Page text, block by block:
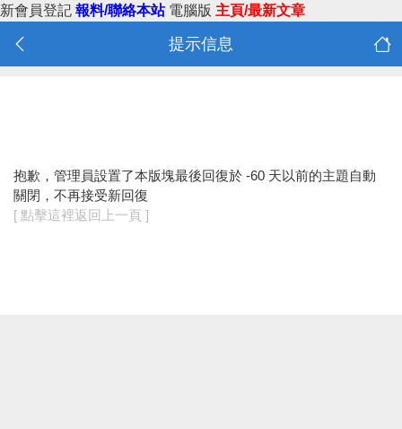
新會員登記 報料/聯絡本站 電腦版 主頁/最新文章
提示信息
抱歉，管理員設置了本版塊最後回復於 -60 天以前的主題自動
關閉，不再接受新回復
[ 點擊這裡返回上一頁 ]